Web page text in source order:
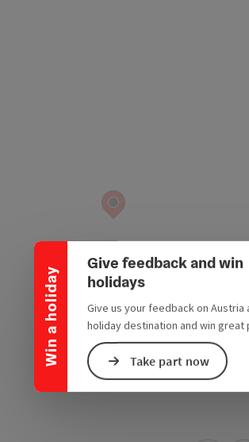
Win a holiday
Collapse banner
Give feedback and win
holidays
Give us your feedback on Austria
holiday destination and win great
Take part now